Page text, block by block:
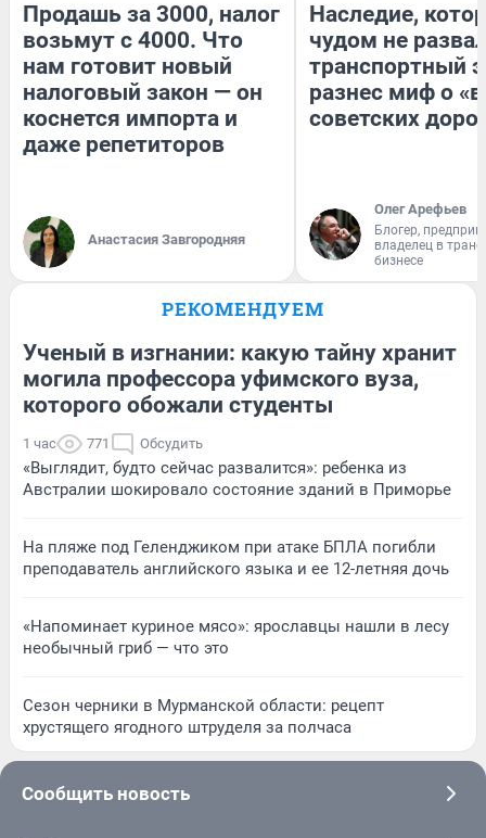
Продашь за 3000, налог
возьмут с 4000. Что
нам готовит новый
налоговый закон — он
коснется импорта и
даже репетиторов
Анастасия Завгородняя
Наследие,
чудом не
транспортный
разнес миф о
советских
Олег Арефьев
Блогер,
владелец в
бизнесе
РЕКОМЕНДУЕМ
Ученый в изгнании: какую тайну хранит
могила профессора уфимского вуза,
которого обожали студенты
1 час 771 Обсудить
«Выглядит, будто сейчас развалится»: ребенка из
Австралии шокировало состояние зданий в Приморье
На пляже под Геленджиком при атаке БПЛА погибли
преподаватель английского языка и ее 12-летняя дочь
«Напоминает куриное мясо»: ярославцы нашли в лесу
необычный гриб — что это
Сезон черники в Мурманской области: рецепт
хрустящего ягодного штруделя за полчаса
Сообщить новость